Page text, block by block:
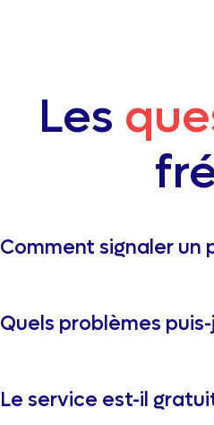
Les
Comment signaler un
Quels problèmes
Le service est-il